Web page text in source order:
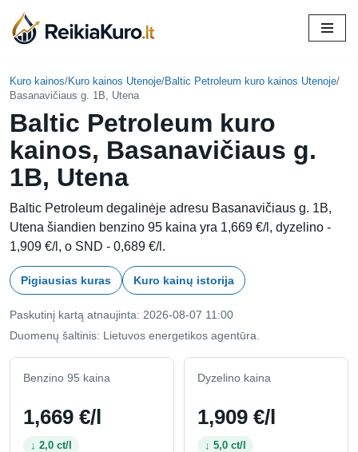
Skip
content
Kuro kainos/Kuro kainos Utenoje/Baltic Petroleum kuro kainos Utenoje/
Basanavičiaus g. 1B, Utena
Baltic Petroleum kuro
kainos, Basanavičiaus g.
1B, Utena
Baltic Petroleum degalinėje adresu Basanavičiaus g. 1B,
Utena šiandien benzino 95 kaina yra 1,669 €/l, dyzelino -
1,909 €/l, o SND - 0,689 €/l.
Pigiausias kuras Kuro kainų istorija
Paskutinį kartą atnaujinta: 2026-08-07 11:00
Duomenų šaltinis: Lietuvos energetikos agentūra.
Benzino 95 kaina
1,669 €/l
↓ 2,0 ct/l
Dyzelino kaina
1,909 €/l
↓ 5,0 ct/l